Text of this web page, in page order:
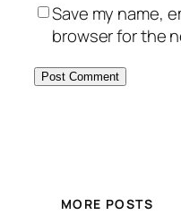
Save my name,
browser for the
MORE POSTS